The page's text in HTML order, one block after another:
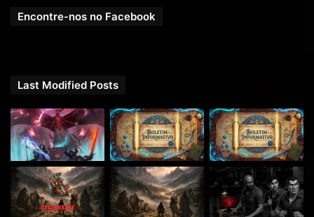
Encontre-nos no Facebook
Last Modified Posts